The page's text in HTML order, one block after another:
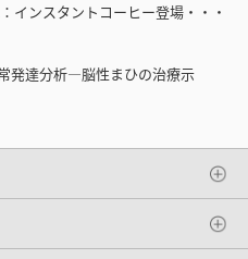
ンスタントコーヒー登場・・・
発達分析―脳性まひの治療示